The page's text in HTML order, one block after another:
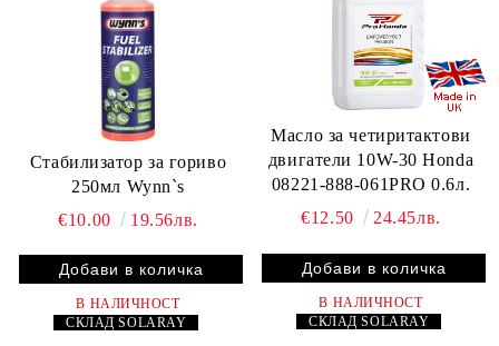
Стабилизатор за гориво
250мл Wynn`s
€10.00
19.56лв.
В НАЛИЧНОСТ
СКЛАДSOLARAY
Масло за четиритактови
двигатели 10W-30 Honda
08221-888-061PRO 0.6л.
€12.50
24.45лв.
В НАЛИЧНОСТ
СКЛАДSOLARAY